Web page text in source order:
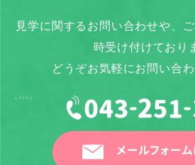
見学に関するお問い合わせや、
時受け付けており
どうぞお気軽にお問い合わ
メールフォーム